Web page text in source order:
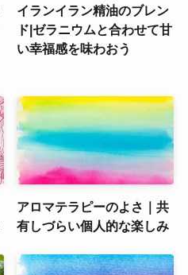
イランイラン精油のブレン
ド|ゼラニウムと合わせて甘
い幸福感を味わおう
アロマテラピーのよさ｜共
有しづらい個人的な楽しみ